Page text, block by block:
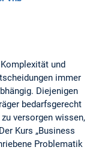
und
immer
Diejenigen
bedarfsgerecht
versorgen wissen,
Kurs „Business
Problematik